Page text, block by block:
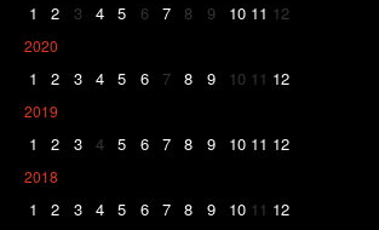
1 2 3 4 5 6 7 8 9 10 11 12
2020
1 2 3 4 5 6 7 8 9 10 11 12
2019
1 2 3 4 5 6 7 8 9 10 11 12
2018
1 2 3 4 5 6 7 8 9 10 11 12